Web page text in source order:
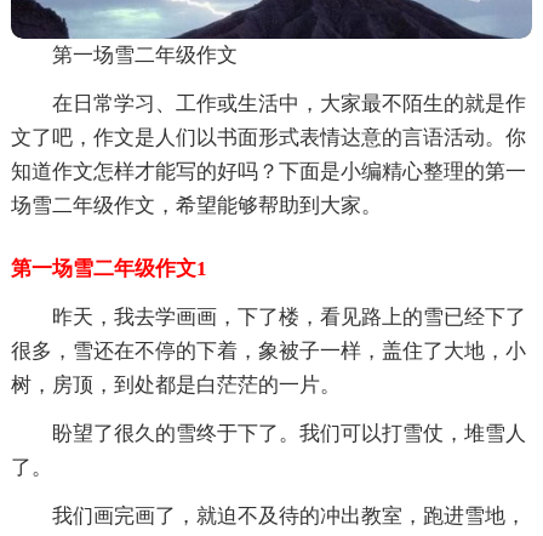
第一场雪二年级作文
在日常学习、工作或生活中，大家最不陌生的就是作
文了吧，作文是人们以书面形式表情达意的言语活动。你
知道作文怎样才能写的好吗？下面是小编精心整理的第一
场雪二年级作文，希望能够帮助到大家。
第一场雪二年级作文1
昨天，我去学画画，下了楼，看见路上的雪已经下了
很多，雪还在不停的下着，象被子一样，盖住了大地，小
树，房顶，到处都是白茫茫的一片。
盼望了很久的雪终于下了。我们可以打雪仗，堆雪人
了。
我们画完画了，就迫不及待的冲出教室，跑进雪地，